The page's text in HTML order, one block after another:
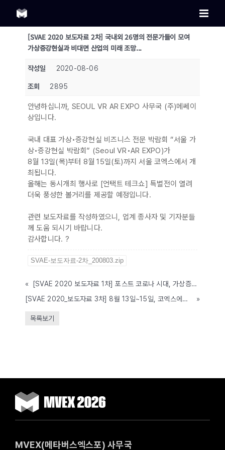
content
[SVAE 2020 보도자료 2차] 국내외 26명의 전문가들이 모여
가상증강현실과 비대면 산업의 미래 조망...
작성일 2020-08-06
조회 2895
안녕하십니까, SEOUL VR AR EXPO 사무국 (주)메쎄이
상입니다.
국내 대표 가상•증강현실 비즈니스 전문 박람회 “서울 가
상•증강현실 박람회” (Seoul VR•AR EXPO)가
8월 13일(목)부터 8월 15일(토)까지 서울 코엑스에서 개
최됩니다.
올해는 동시개최 행사로 [언택트 테크쇼] 특별전이 열려
더욱 풍성한 볼거리를 제공할 예정입니다.
관련 보도자료를 작성하였으니, 업계 종사자 및 기자분들
께 도움 되시기 바랍니다.
감사합니다. ?
SVAE-보도자료-2차_200803.zip
«
[SVAE 2020 보도자료 1차] 포스트 코로나 시대, 가상증강현실 새로운 전기 맞이하나...
[SVAE 2020_보도자료 3차] 8월 13일~15일, 코엑스에서 SEOUL VRAR EXPO 2020 개막
»
목록보기
MVEX(메타버스엑스포) 사무국